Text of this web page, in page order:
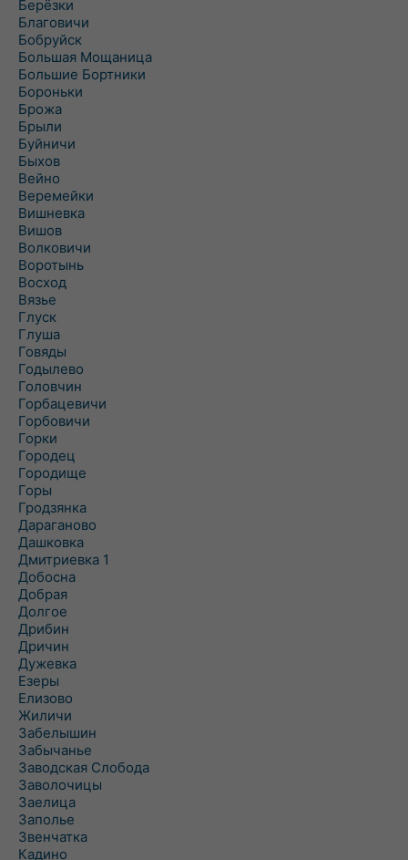
Берёзки
Благовичи
Бобруйск
Большая Мощаница
Большие Бортники
Бороньки
Брожа
Брыли
Буйничи
Быхов
Вейно
Веремейки
Вишневка
Вишов
Волковичи
Воротынь
Восход
Вязье
Глуск
Глуша
Говяды
Годылево
Головчин
Горбацевичи
Горбовичи
Горки
Городец
Городище
Горы
Гродзянка
Дараганово
Дашковка
Дмитриевка 1
Добосна
Добрая
Долгое
Дрибин
Дричин
Дужевка
Езеры
Елизово
Жиличи
Забелышин
Забычанье
Заводская Слобода
Заволочицы
Заелица
Заполье
Звенчатка
Кадино